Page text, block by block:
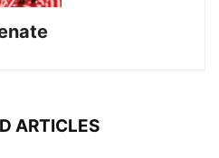
ARTICLES